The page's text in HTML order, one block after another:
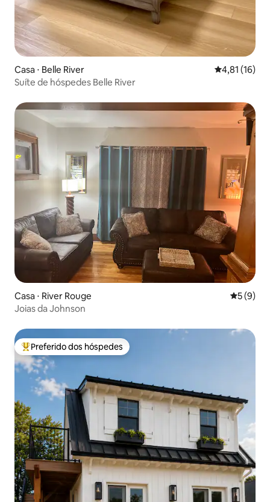
Casa ⋅ Belle River 4,81 de uma
4,81 (16)
Suíte de hóspedes Belle River
Casa ⋅ River Rouge 5 de
5 (9)
Joias da Johnson
Entre os melhores preferidos dos hóspedes
Preferido dos hóspedes